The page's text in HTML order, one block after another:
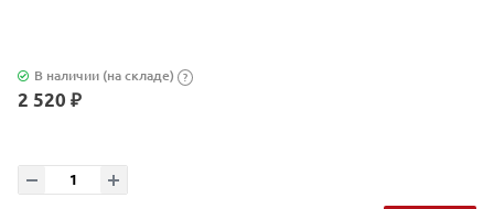
В наличии (на складе) ?
2 520 ₽